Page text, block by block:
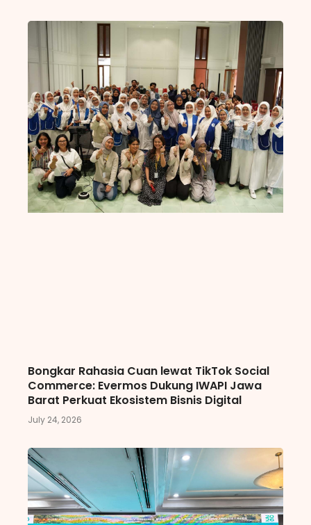
Bongkar Rahasia Cuan lewat TikTok Social
Commerce: Evermos Dukung IWAPI Jawa
Barat Perkuat Ekosistem Bisnis Digital
July 24, 2026